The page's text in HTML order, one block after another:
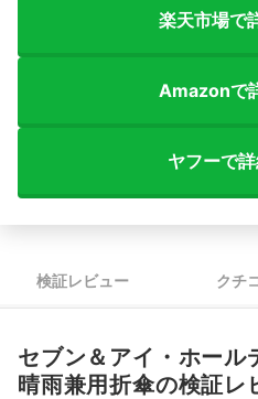
楽天市場で
Amazonで
ヤフーで
検証レビュー クチ
セブン＆アイ・ホール
晴雨兼用折傘の検証レ